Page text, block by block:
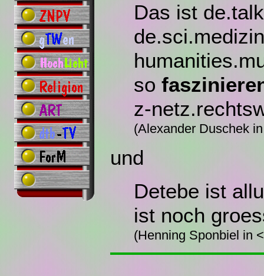
Das ist
so
z-
(Alexander Duschek
und
Detebe ist
ist noch
(Henning Sponbiel in